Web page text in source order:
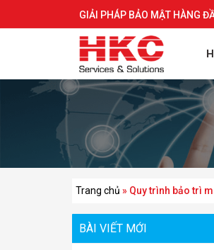
GIẢI PHÁP BẢO MẬT HÀNG
Trang chủ » Quy trình bảo trì
BÀI VIẾT MỚI